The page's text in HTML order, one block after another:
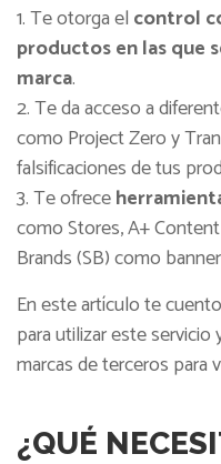
Te otorga el control
productos en las que
marca.
Te da acceso a
como Project Zero y
falsificaciones de tus
Te ofrece
como Stores, A+
Brands (SB) como
En este artículo te
para utilizar este
marcas de terceros para
¿QUÉ